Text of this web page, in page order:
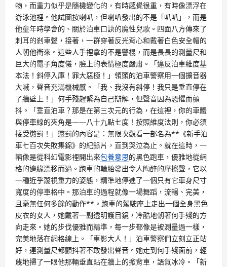
物，而重力似乎是隨機變化的，有時感覺很重，有時像漂浮在
游泳池裡。他試圖按喇叭，但喇叭發出的不是「叭叭」，而是
他童年時學會的、關於泊車口訣的魔性兒歌。四面八方傳來了
刺耳的剎車聲，接著，一群穿著反光背心和戴著白色安全帽的
人朝他衝來。這些人手裡拿的不是警棍，而是長長的測量尺和
巨大的電子角度儀，臉上的表情極度嚴肅。「違反泊車維度基
本法！斜停入庫！罪大惡極！」領頭的泊車警察用一個擴音器
大喊，聲音充滿機械感。「我、我沒有斜停！我只是垂直停在
了牆壁上！」何手殘趕緊為自己辯解，但聲音因為恐懼而顫
抖。「垂直泊車？那是在第三次元的行為，在這裡，你的車體
與停車線的夾角是——八十九點七度！按照維度法則，你必須
接受懲罰！」懲罰的內容是：無限次觀看一部名為**《新手泊
車七百次失敗集錦》的紀錄片，直到哭泣為止。就在這時，一
輛像是從科幻電影裡開出來包養意思的黑色跑車，優雅地從網
格的邊緣漂移而過。跑車的輪胎發出令人陶醉的摩擦聲，它以
一種近乎蔑視重力的姿態，精準地停進了一個只有它車身尺寸
寬度的停車格中。那泊車的過程就像一場舞蹈，流暢、完美，
且毫無任何多餘的動作**。跑車的駕駛座上走出一個全身黑色
皮衣的女人，她戴著一副透明護目鏡，冷酷地朝著何手殘的方
向走來。她的步伐優雅而精準，每一步都像是被測量過一樣，
完美地落在網格線上。「車影大人！」泊車警察們立刻立正站
好，連測量尺都顫抖著不敢發出聲音。她走到何手殘面前，輕
蔑地掃了一眼他那輛垂直貼在牆上的掀背車，語氣冰冷。「新